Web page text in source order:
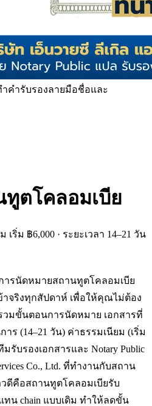
คำรับรองลายมือชื่อและ
ทูตโคลอมเบีย
เริ่ม ฿6,000 · ระยะเวลา 14–21 วัน
ารนัดหมายสถานทูตโคลอมเบีย
จริงทุกสัปดาห์ เพื่อให้คุณไม่ต้อง
วมขั้นตอนการนัดหมาย เอกสารที่
าร (14–21 วัน) ค่าธรรมเนียม (เริ่ม
รับรองเอกสารและ Notary Public
Co., Ltd. ที่ทำงานกับสถาน
ดีคือสถานทูตโคลอมเบียรับ
ทน chain แบบเดิม ทำให้ลดขั้น